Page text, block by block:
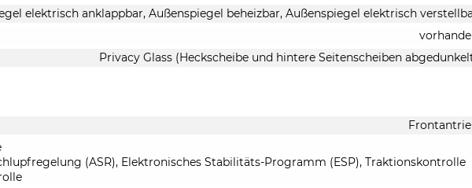
elektrisch anklappbar, Außenspiegel beheizbar, Außenspiegel elektrisch
Privacy Glass (Heckscheibe und hintere Seitenscheiben
(ASR), Elektronisches Stabilitäts-Programm (ESP), Traktionskontrolle